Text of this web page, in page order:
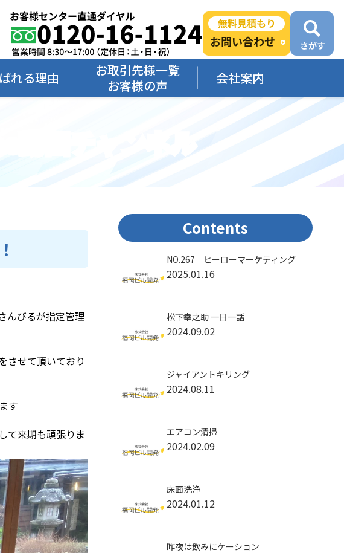
れる理由
お取引先様一覧
お客様の声
会社案内
動画チャンネル
んびるが指定管理
させて頂いており
す
て来期も頑張りま
Contents
NO.267 ヒーローマーケティング
2025.01.16
松下幸之助 一日一話
2024.09.02
ジャイアントキリング
2024.08.11
エアコン清掃
2024.02.09
床面洗浄
2024.01.12
昨夜は飲みにケーション